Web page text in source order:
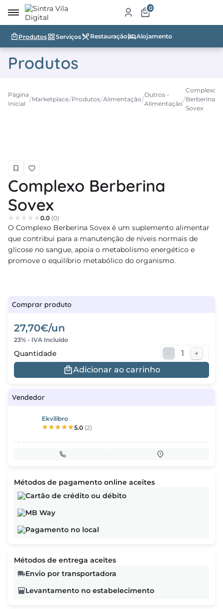
0
Produtos Serviços Restauração Alojamento
Produtos
Página
Inicial
Marketplace Produtos Alimentação
Outros -
Alimentação
Complexo
Berberina
Sovex
Complexo Berberina
Sovex
0.0 (0)
O Complexo Berberina Sovex é um suplemento alimentar
que contribui para a manutenção de níveis normais de
glicose no sangue, apoia o metabolismo energético e
promove o equilíbrio metabólico do organismo.
Comprar produto
27,70€/un
23% - IVA Incluído
Quantidade
Adicionar ao carrinho
Vendedor
Ekvilibro
5.0 (2)
Métodos de pagamento online aceites
Cartão de crédito ou débito
MB Way
Pagamento no local
Métodos de entrega aceites
Envio por transportadora
Levantamento no estabelecimento